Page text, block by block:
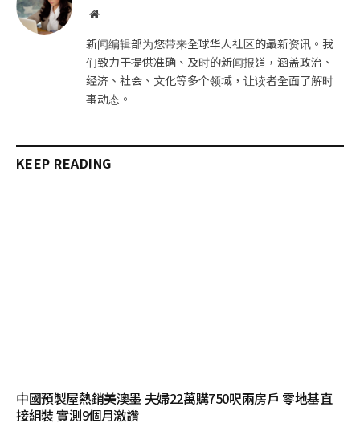
网
新闻编辑部为您带来全球华人社区的最新资讯。我
们致力于提供准确、及时的新闻报道，涵盖政治、
经济、社会、文化等多个领域，让读者全面了解时
事动态。
KEEP READING
中國預製屋熱銷美澳墨 夫婦22萬購750呎兩房戶 零地基直
接組裝 實測9個月激讚